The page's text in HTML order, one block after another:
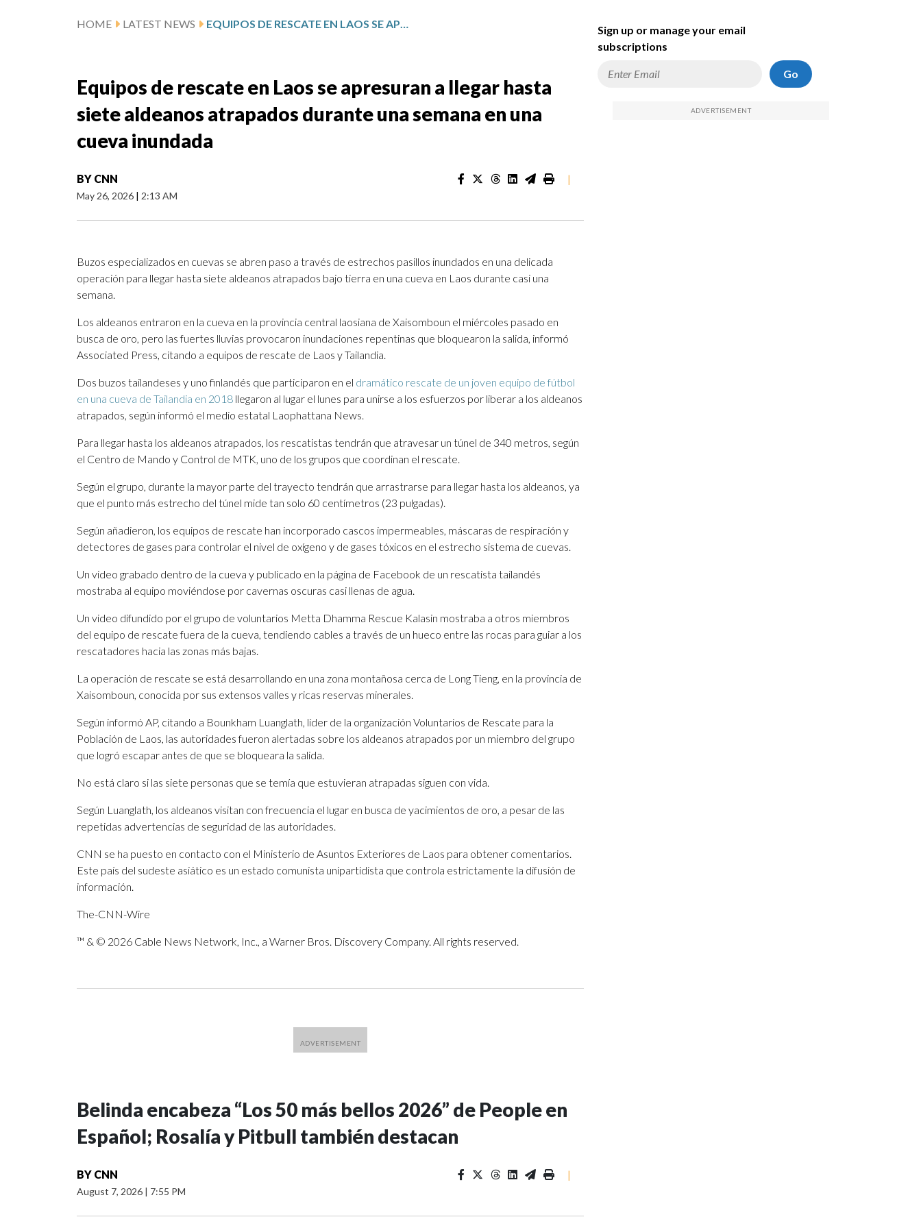
HOME LATEST NEWS EQUIPOS DE RESCATE EN LAOS SE APRESURAN A LLEGAR HASTA SIETE ALDEANOS ATRAPADOS DURANTE UNA SEMANA EN UNA CUEVA INUNDADA
Equipos de rescate en Laos se apresuran a llegar hasta
siete aldeanos atrapados durante una semana en una
cueva inundada
BY CNN
May 26, 2026 | 2:13 AM
|
Buzos especializados en cuevas se abren paso a través de estrechos pasillos inundados en una delicada
operación para llegar hasta siete aldeanos atrapados bajo tierra en una cueva en Laos durante casi una
semana.
Los aldeanos entraron en la cueva en la provincia central laosiana de Xaisomboun el miércoles pasado en
busca de oro, pero las fuertes lluvias provocaron inundaciones repentinas que bloquearon la salida, informó
Associated Press, citando a equipos de rescate de Laos y Tailandia.
Dos buzos tailandeses y uno finlandés que participaron en el dramático rescate de un joven equipo de fútbol
en una cueva de Tailandia en 2018 llegaron al lugar el lunes para unirse a los esfuerzos por liberar a los aldeanos
atrapados, según informó el medio estatal Laophattana News.
Para llegar hasta los aldeanos atrapados, los rescatistas tendrán que atravesar un túnel de 340 metros, según
el Centro de Mando y Control de MTK, uno de los grupos que coordinan el rescate.
Según el grupo, durante la mayor parte del trayecto tendrán que arrastrarse para llegar hasta los aldeanos, ya
que el punto más estrecho del túnel mide tan solo 60 centímetros (23 pulgadas).
Según añadieron, los equipos de rescate han incorporado cascos impermeables, máscaras de respiración y
detectores de gases para controlar el nivel de oxígeno y de gases tóxicos en el estrecho sistema de cuevas.
Un video grabado dentro de la cueva y publicado en la página de Facebook de un rescatista tailandés
mostraba al equipo moviéndose por cavernas oscuras casi llenas de agua.
Un video difundido por el grupo de voluntarios Metta Dhamma Rescue Kalasin mostraba a otros miembros
del equipo de rescate fuera de la cueva, tendiendo cables a través de un hueco entre las rocas para guiar a los
rescatadores hacia las zonas más bajas.
La operación de rescate se está desarrollando en una zona montañosa cerca de Long Tieng, en la provincia de
Xaisomboun, conocida por sus extensos valles y ricas reservas minerales.
Según informó AP, citando a Bounkham Luanglath, líder de la organización Voluntarios de Rescate para la
Población de Laos, las autoridades fueron alertadas sobre los aldeanos atrapados por un miembro del grupo
que logró escapar antes de que se bloqueara la salida.
No está claro si las siete personas que se temía que estuvieran atrapadas siguen con vida.
Según Luanglath, los aldeanos visitan con frecuencia el lugar en busca de yacimientos de oro, a pesar de las
repetidas advertencias de seguridad de las autoridades.
CNN se ha puesto en contacto con el Ministerio de Asuntos Exteriores de Laos para obtener comentarios.
Este país del sudeste asiático es un estado comunista unipartidista que controla estrictamente la difusión de
información.
The-CNN-Wire
™ & © 2026 Cable News Network, Inc., a Warner Bros. Discovery Company. All rights reserved.
Belinda encabeza “Los 50 más bellos 2026” de People en
Español; Rosalía y Pitbull también destacan
BY CNN
August 7, 2026 | 7:55 PM
|
Sign up or manage your email
subscriptions
Go